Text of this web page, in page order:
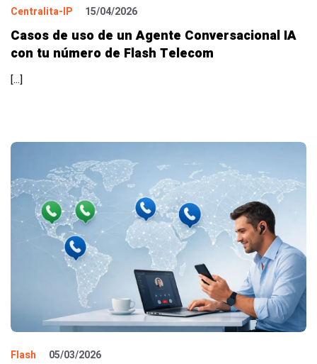
Centralita-IP 15/04/2026
Casos de uso de un Agente Conversacional IA
con tu número de Flash Telecom
[…]
Flash 05/03/2026